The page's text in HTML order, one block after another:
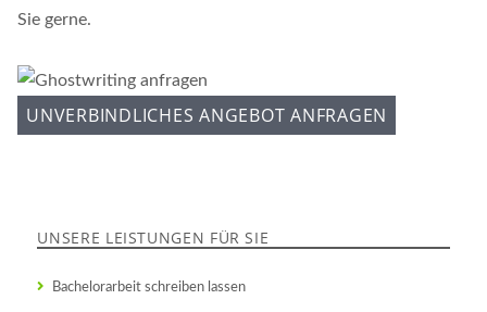
Sie gerne.
UNVERBINDLICHES ANGEBOT ANFRAGEN
UNSERE LEISTUNGEN FÜR SIE
Bachelorarbeit schreiben lassen